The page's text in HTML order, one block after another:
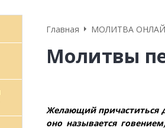
Главная МОЛИТВА
Молитвы
Желающий причаститься
оно называется